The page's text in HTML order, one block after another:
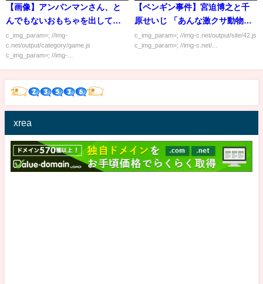
【画像】アンパンマンさん、と
んでもないおもちゃを出してし
まう…
c_img_param=; //img-
c.net/output/category/game.js
c_img_param=; //img-...
【ペンギン事件】宮迫博之と千
原せいじ 「あんな激クサ動物」
「春日がかわいそう」
c_img_param=; //img-c.net/output/site/42.js
c_img_param=; //img-c.net/...
xrea